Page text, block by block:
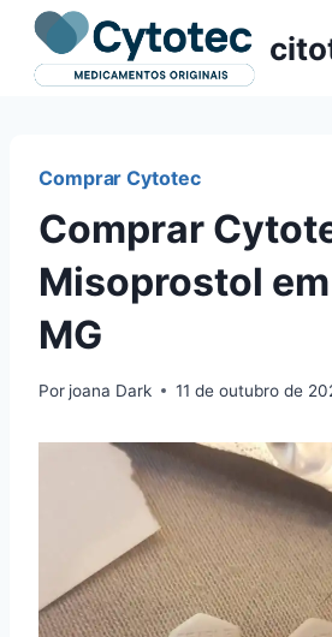
Pular
para
Comprar Cytotec
Comprar
Misoprostol
MG
Por joana Dark 11 de outubro de